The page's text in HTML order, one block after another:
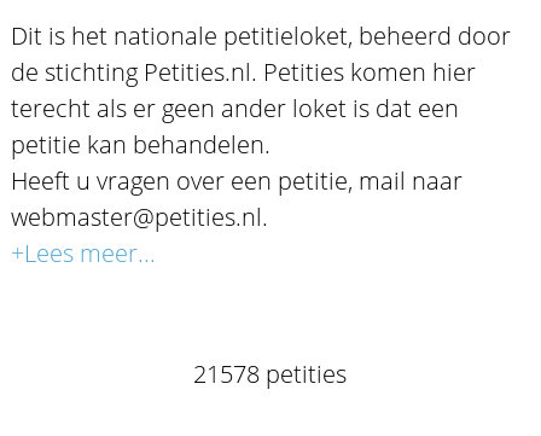
Dit is het nationale petitieloket, beheerd door
de stichting Petities.nl. Petities komen hier
terecht als er geen ander loket is dat een
petitie kan behandelen.
Heeft u vragen over een petitie, mail naar
webmaster@petities.nl.
+Lees meer...
21578 petities